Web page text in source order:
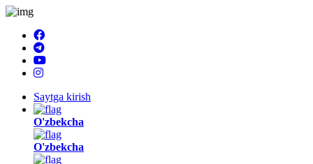
Saytga kirish
O'zbekcha
O'zbekcha